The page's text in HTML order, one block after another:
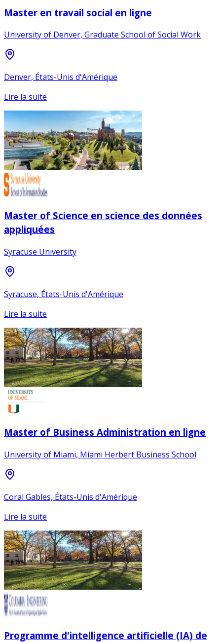
Master en travail social en ligne
University of Denver, Graduate School of Social Work
Denver, États-Unis d'Amérique
Lire la suite
Master of Science en science des données
appliquées
Syracuse University
Syracuse, États-Unis d'Amérique
Lire la suite
Master of Business Administration en ligne
University of Miami, Miami Herbert Business School
Coral Gables, États-Unis d'Amérique
Lire la suite
Programme d'intelligence artificielle (IA) de